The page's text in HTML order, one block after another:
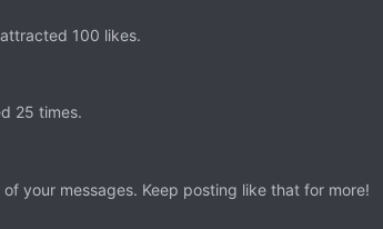
100 likes.
25 times.
your messages. Keep posting like that for more!